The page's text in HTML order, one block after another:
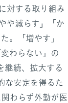
対する取り組み
や減らす」「か
。「増やす」
わらない」の
継続、拡大する
な安定を得るた
わらず外勤が医